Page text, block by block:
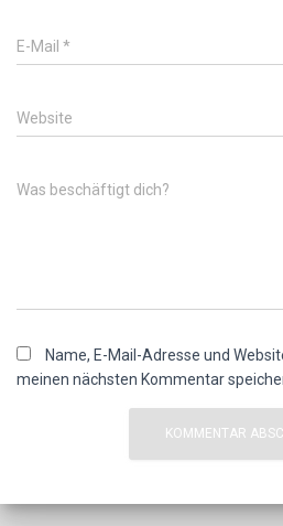
E-Mail *
Website
Was beschäftigt dich?
Name, E-Mail-Adresse und
meinen nächsten Kommentar